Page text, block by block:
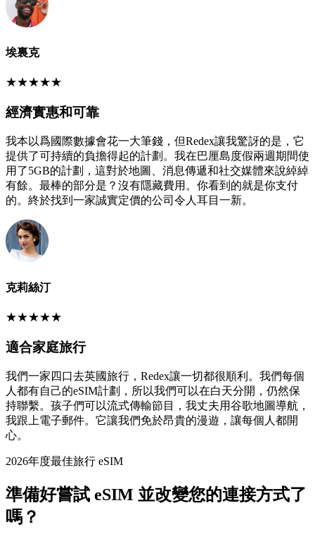
埃裏克
★★★★★
經濟實惠和可靠
我本以爲國際數據會花一大筆錢，但Redex讓我驚訝的是，它
提供了可持續的負擔得起的計劃。我在巴厘島度假兩週期間使
用了5GB的計劃，這對於地圖、消息傳遞和社交媒體來說綽綽
有餘。最棒的部分是？沒有隱藏費用。你看到的就是你支付
的。終於找到一家誠實定價的公司令人耳目一新。
克莉絲汀
★★★★★
適合家庭旅行
我們一家四口去英國旅行，Redex讓一切都很順利。我們每個
人都有自己的eSIM計劃，所以我們可以在白天分開，仍然保
持聯繫。孩子們可以流式傳輸節目，我丈夫用谷歌地圖導航，
我跟上電子郵件。它讓我們免於昂貴的漫遊，讓每個人都開
心。
2026年度最佳旅行 eSIM
準備好嘗試 eSIM 並改變您的連接方式了
嗎？